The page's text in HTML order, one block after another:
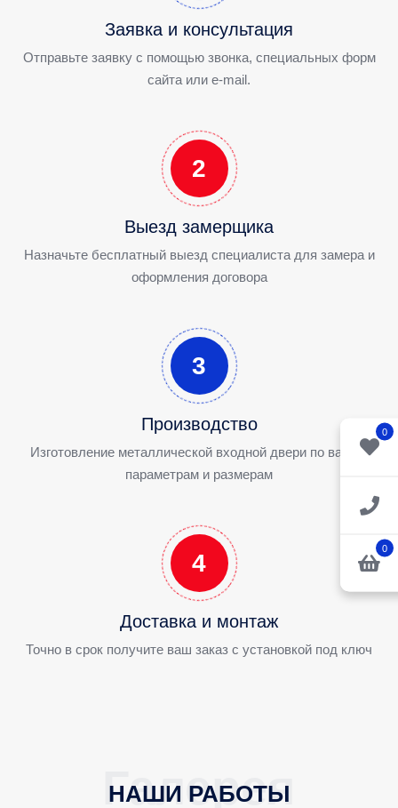
0
0
Заявка и консультация
Отправьте заявку с помощью звонка, специальных форм
сайта или e-mail.
2
Выезд замерщика
Назначьте бесплатный выезд специалиста для замера и
оформления договора
3
Производство
Изготовление металлической входной двери по вашим
параметрам и размерам
4
Доставка и монтаж
Точно в срок получите ваш заказ с установкой под ключ
НАШИ РАБОТЫ